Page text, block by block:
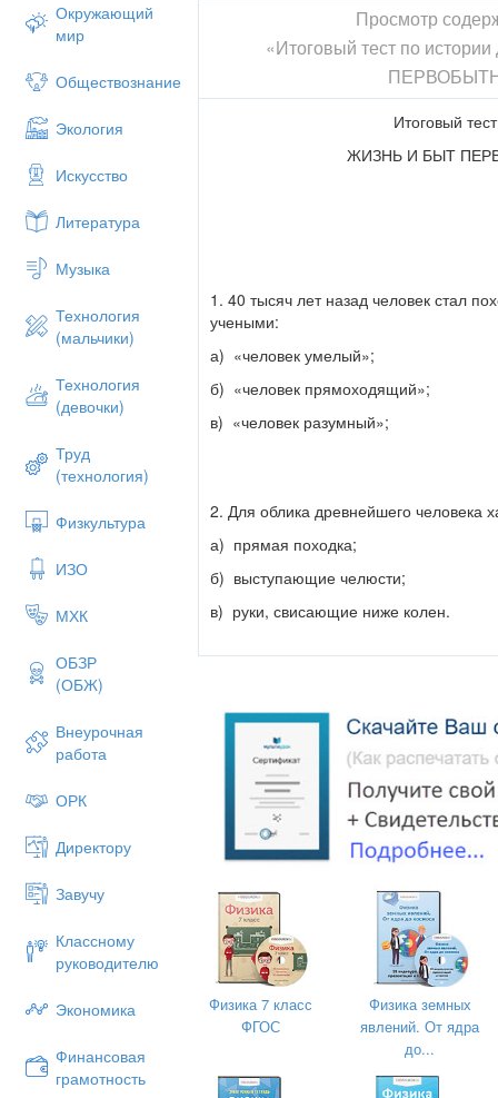
Окружающий
мир
Обществознание
Экология
Искусство
Литература
Музыка
Технология
(мальчики)
Технология
(девочки)
Труд
(технология)
Физкультура
ИЗО
МХК
ОБЗР
(ОБЖ)
Внеурочная
работа
ОРК
Директору
Завучу
Классному
руководителю
Экономика
Финансовая
грамотность
Просмотр
«Итоговый тест по
Итоговый
ЖИЗНЬ И БЫТ
1. 40 тысяч лет назад человек стал
учеными:
а) «человек умелый»;
б) «человек прямоходящий»;
в) «человек разумный»;
2. Для облика древнейшего человека
а) прямая походка;
б) выступающие челюсти;
в) руки, свисающие ниже колен.
а) на птиц;
б) мелкую рыбу;
в) крупную рыбу;
4. Ученые считают, что древнейшие
а) собирательством;
б) ремеслом;
в) охотой.
5. Первобытные люди общались друг
Физика 7 класс
ФГОС
Физика земных
явлений. От ядра
до...